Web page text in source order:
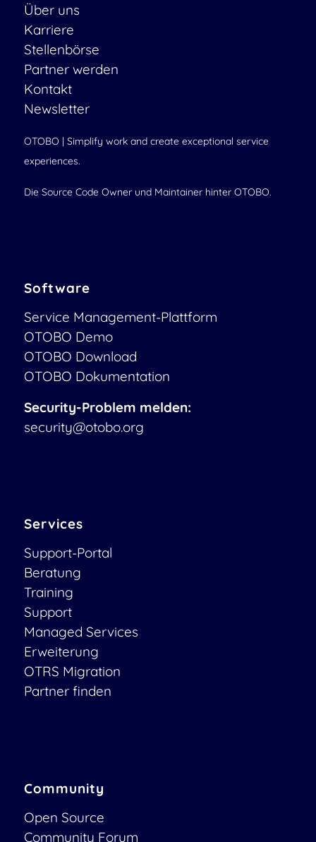
Über uns
Karriere
Stellenbörse
Partner werden
Kontakt
Newsletter
OTOBO | Simplify work and create exceptional service
experiences.
Die Source Code Owner und Maintainer hinter OTOBO.
Software
Service Management-Plattform
OTOBO Demo
OTOBO Download
OTOBO Dokumentation
Security-Problem melden:
security@otobo.org
Services
Support-Portal
Beratung
Training
Support
Managed Services
Erweiterung
OTRS Migration
Partner finden
Community
Open Source
Community Forum